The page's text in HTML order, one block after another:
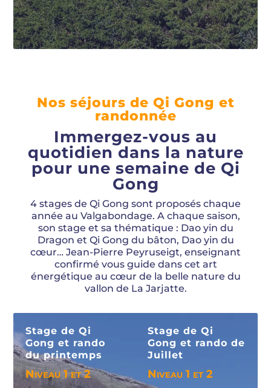
Nos séjours de Qi Gong et
randonnée
Immergez-vous au
quotidien dans la nature
pour une semaine de Qi
Gong
4 stages de Qi Gong sont proposés chaque
année au Valgabondage. A chaque saison,
son stage et sa thématique : Dao yin du
Dragon et Qi Gong du bâton, Dao yin du
cœur… Jean-Pierre Peyruseigt, enseignant
confirmé vous guide dans cet art
énergétique au cœur de la belle nature du
vallon de La Jarjatte.
Stage de Qi
Gong et rando
du printemps
Niveau 1 et 2
Stage de Qi
Gong et rando de
Juillet
Niveau 1 et 2